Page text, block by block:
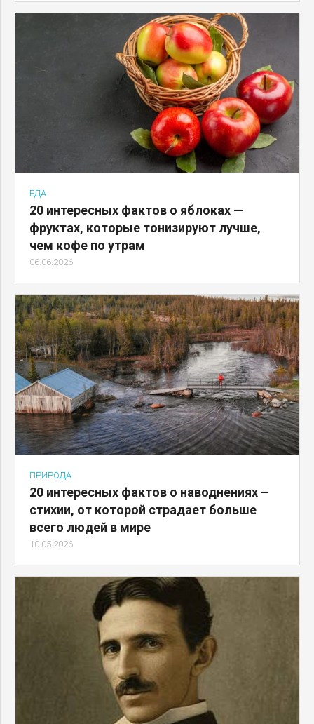
ЕДА
20 интересных фактов о яблоках —
фруктах, которые тонизируют лучше,
чем кофе по утрам
06.06.2026
ПРИРОДА
20 интересных фактов о наводнениях –
стихии, от которой страдает больше
всего людей в мире
10.05.2026